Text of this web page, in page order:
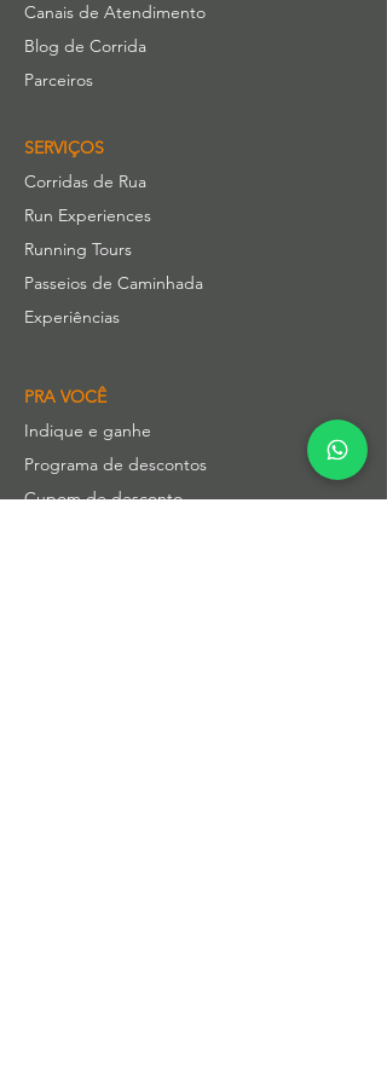
Canais de Atendimento
Blog de Corrida
Parceiros
SERVIÇOS
Corridas de Rua
Run Experiences
Running Tours
Passeios de Caminhada
Experiências
PRA VOCÊ
Indique e ganhe
Programa de descontos
Cupom de desconto